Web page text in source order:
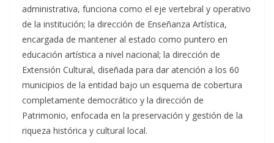
administrativa, funciona como el eje vertebral y operativo
de la institución; la dirección de Enseñanza Artística,
encargada de mantener al estado como puntero en
educación artística a nivel nacional; la dirección de
Extensión Cultural, diseñada para dar atención a los 60
municipios de la entidad bajo un esquema de cobertura
completamente democrático y la dirección de
Patrimonio, enfocada en la preservación y gestión de la
riqueza histórica y cultural local.